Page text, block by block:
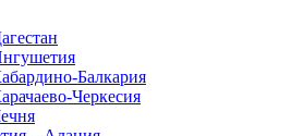
Балкария
Черкесия